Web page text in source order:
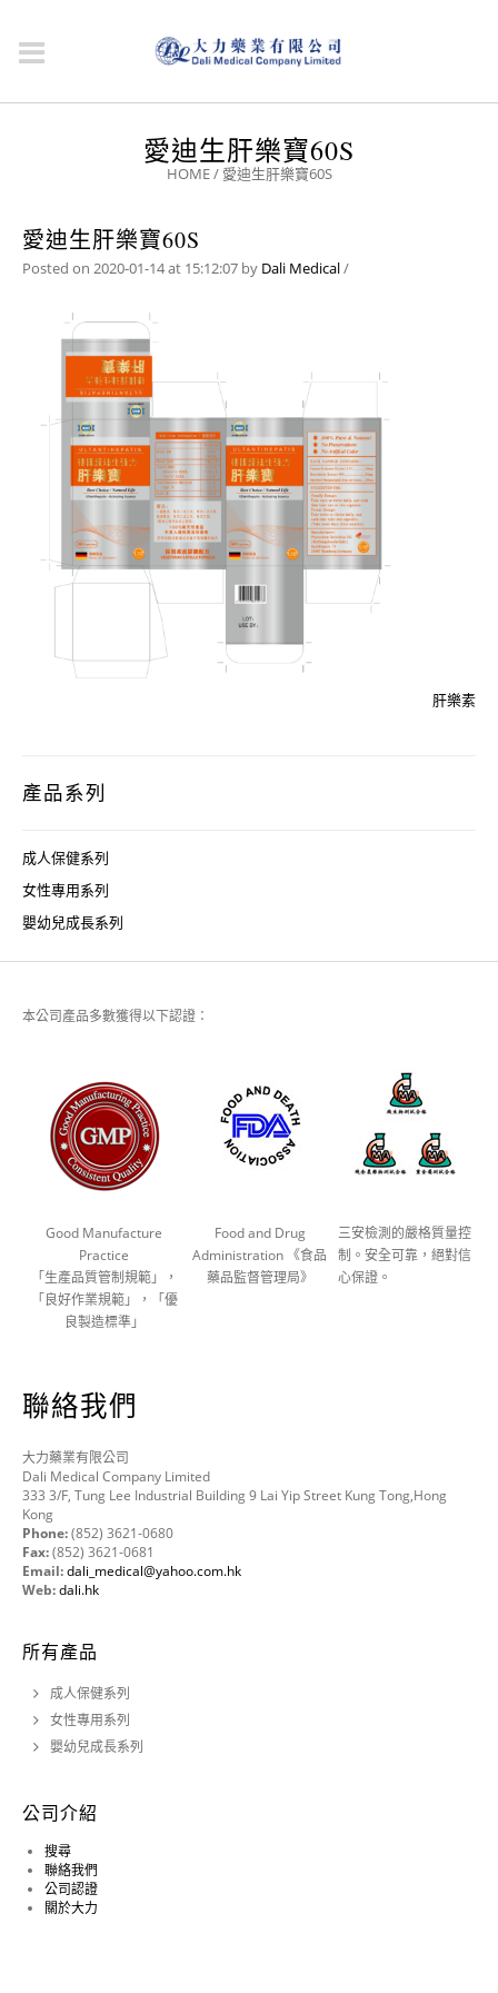
愛迪生肝樂寶60S
HOME/ 愛迪生肝樂寶60S
愛迪生肝樂寶60S
Posted on 2020-01-14 at 15:12:07 by Dali Medical/
肝樂素
產品系列
成人保健系列
女性專用系列
嬰幼兒成長系列
本公司產品多數獲得以下認證：
Good Manufacture
Practice
「生產品質管制規範」，
「良好作業規範」，「優
良製造標準」
Food and Drug
Administration 《食品
藥品監督管理局》
三安檢測的嚴格質量控
制。安全可靠，絕對信
心保證。
聯絡我們
大力藥業有限公司
Dali Medical Company Limited
333 3/F, Tung Lee Industrial Building 9 Lai Yip Street Kung Tong,Hong
Kong
Phone:(852) 3621-0680
Fax:(852) 3621-0681
Email:dali_medical@yahoo.com.hk
Web:dali.hk
所有產品
成人保健系列
女性專用系列
嬰幼兒成長系列
公司介紹
搜尋
聯絡我們
公司認證
關於大力